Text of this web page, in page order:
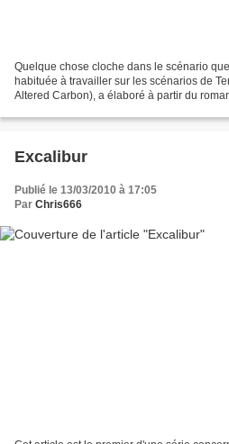
Quelque chose cloche dans le scénario
habituée à travailler sur les scénarios de
Altered Carbon), a élaboré à partir du
Excalibur
Publié le 13/03/2010 à 17:05
Par Chris666